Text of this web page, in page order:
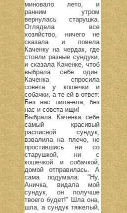
миновало лето, и
ранним утром
вернулась старушка.
Оглядела все
хозяйство, ничего не
сказала и повела
Каченку на чердак, где
стояли разные сундуки,
и сказала Каченке, чтоб
выбрала себе один.
Каченка спросила
совета у кошечки и
собачки, а те ей в ответ:
Без нас пила-ела, без
нас и совета ищи!
Выбрала Каченка себе
самый красивый
расписной сундук,
взвалила на плечо, не
простившись ни со
старушкой, ни с
кошечкой и собачкой,
домой отправилась. А
сама подумала: "Ну,
Аничка, видала мой
сундук, он получше
твоего будет!" Шла она,
шла, а сундук тяжелый,